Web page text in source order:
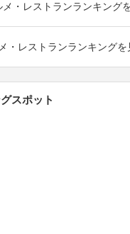
・レストランランキング
・レストランランキングを
スポット